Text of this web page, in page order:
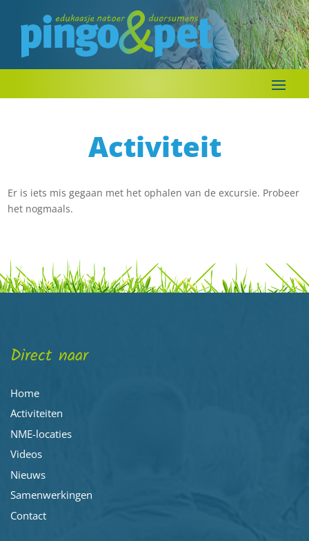
Activiteit
Er is iets mis gegaan met het ophalen van de excursie. Probeer
het nogmaals.
Direct naar
Home
Activiteiten
NME-locaties
Videos
Nieuws
Samenwerkingen
Contact